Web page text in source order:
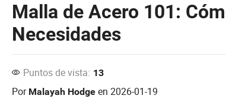
Ver Más
Malla de Acero 101:
Necesidades
Puntos de vista: 13
Por Malayah Hodge en 2026-01-19